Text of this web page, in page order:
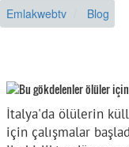
Emlakwebtv Blog
İtalya'da ölülerin
için çalışmalar